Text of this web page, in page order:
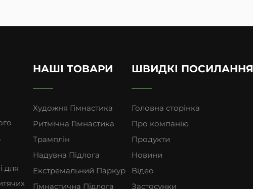
для
НАШІ ТОВАРИ
Художня Гімнастика
Ритмічна Гімнастика
Трамплін
Надувна Підлога
Екстремальний Паркур
Гімнастична Підлога
ШВИДКІ ПОСИЛАННЯ
Головна сторінка
Про компанію
Продукти
Новини
Відео
Застосунки